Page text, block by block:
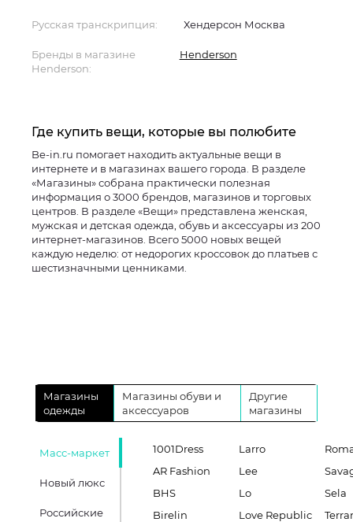
Русская транскрипция: Хендерсон Москва
Бренды в магазине
Henderson:
Henderson
Где купить вещи, которые вы полюбите
Be-in.ru помогает находить актуальные вещи в
интернете и в магазинах вашего города. В разделе
«Магазины» собрана практически полезная
информация о 3000 брендов, магазинов и торговых
центров. В разделе «Вещи» представлена женская,
мужская и детская одежда, обувь и аксессуары из 200
интернет-магазинов. Всего 5000 новых вещей
каждую неделю: от недорогих кроссовок до платьев с
шестизначными ценниками.
Магазины
одежды
Магазины обуви и
аксессуаров
Другие
магазины
Масс-маркет
Новый люкс
Российские
1001Dress
AR Fashion
BHS
Birelin
Larro
Lee
Lo
Love Republic
Sela